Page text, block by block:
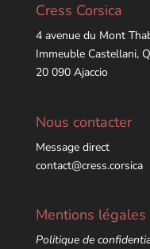
Cress Corsica
4 avenue du Mont
Immeuble Castellani,
20 090 Ajaccio
Nous contacter
Message direct
contact@cress.corsica
Mentions légales
Politique de